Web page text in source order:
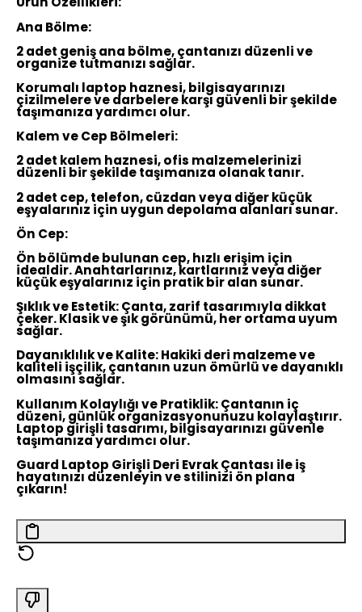
Ana Bölme:
2 adet geniş ana bölme, çantanızı düzenli ve
organize tutmanızı sağlar.
Korumalı laptop haznesi, bilgisayarınızı
çizilmelere ve darbelere karşı güvenli bir şekilde
taşımanıza yardımcı olur.
Kalem ve Cep Bölmeleri:
2 adet kalem haznesi, ofis malzemelerinizi
düzenli bir şekilde taşımanıza olanak tanır.
2 adet cep, telefon, cüzdan veya diğer küçük
eşyalarınız için uygun depolama alanları sunar.
Ön Cep:
Ön bölümde bulunan cep, hızlı erişim için
idealdir. Anahtarlarınız, kartlarınız veya diğer
küçük eşyalarınız için pratik bir alan sunar.
Şıklık ve Estetik:Çanta, zarif tasarımıyla dikkat
çeker. Klasik ve şık görünümü, her ortama uyum
sağlar.
Dayanıklılık ve Kalite:Hakiki deri malzeme ve
kaliteli işçilik, çantanın uzun ömürlü ve dayanıklı
olmasını sağlar.
Kullanım Kolaylığı ve Pratiklik:Çantanın iç
düzeni, günlük organizasyonunuzu kolaylaştırır.
Laptop girişli tasarımı, bilgisayarınızı güvenle
taşımanıza yardımcı olur.
Guard Laptop Girişli Deri Evrak Çantası ile iş
hayatınızı düzenleyin ve stilinizi ön plana
çıkarın!